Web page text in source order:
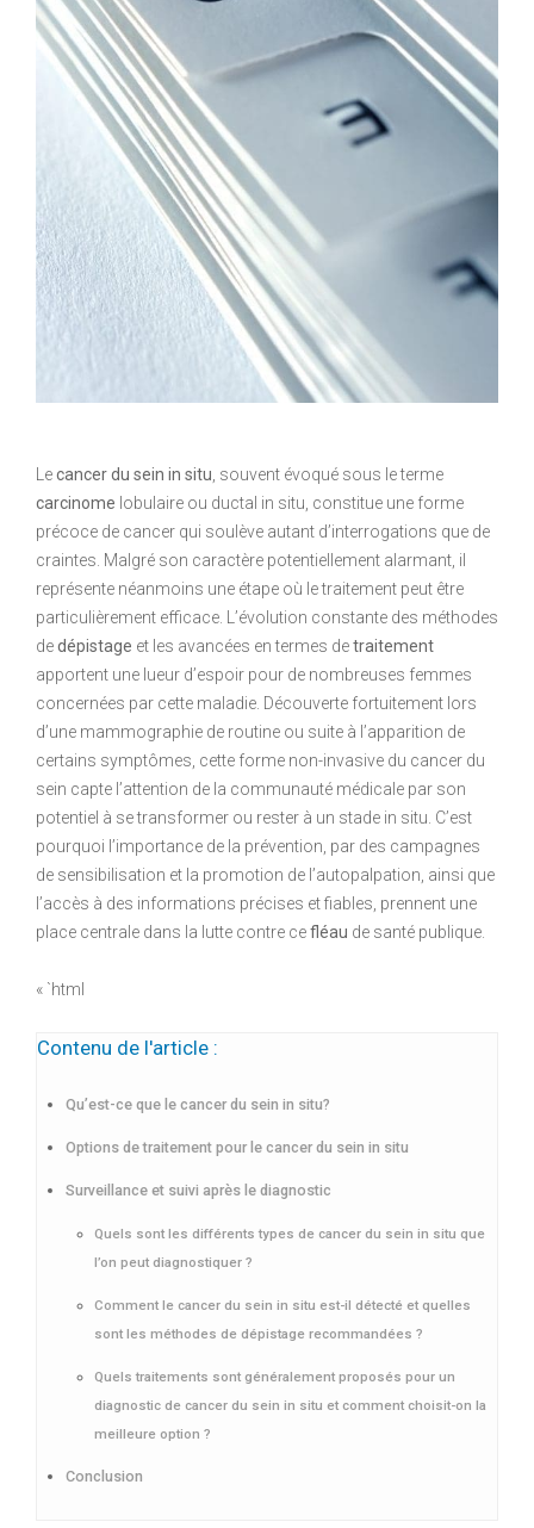
Lecancer du sein in situ, souvent évoqué sous le terme
carcinome lobulaire ou ductal in situ, constitue une forme
précoce de cancer qui soulève autant d’interrogations que de
craintes. Malgré son caractère potentiellement alarmant, il
représente néanmoins une étape où le traitement peut être
particulièrement efficace. L’évolution constante des méthodes
dedépistage et les avancées en termes detraitement
apportent une lueur d’espoir pour de nombreuses femmes
concernées par cette maladie. Découverte fortuitement lors
d’une mammographie de routine ou suite à l’apparition de
certains symptômes, cette forme non-invasive du cancer du
sein capte l’attention de la communauté médicale par son
potentiel à se transformer ou rester à un stade in situ. C’est
pourquoi l’importance de la prévention, par des campagnes
de sensibilisation et la promotion de l’autopalpation, ainsi que
l’accès à des informations précises et fiables, prennent une
place centrale dans la lutte contre cefléau de santé publique.
« `html
Contenu de l'article :
Qu’est-ce que le cancer du sein in situ?
Options de traitement pour le cancer du sein in situ
Surveillance et suivi après le diagnostic
Quels sont les différents types de cancer du sein in situ que
l’on peut diagnostiquer ?
Comment le cancer du sein in situ est-il détecté et quelles
sont les méthodes de dépistage recommandées ?
Quels traitements sont généralement proposés pour un
diagnostic de cancer du sein in situ et comment choisit-on la
meilleure option ?
Conclusion